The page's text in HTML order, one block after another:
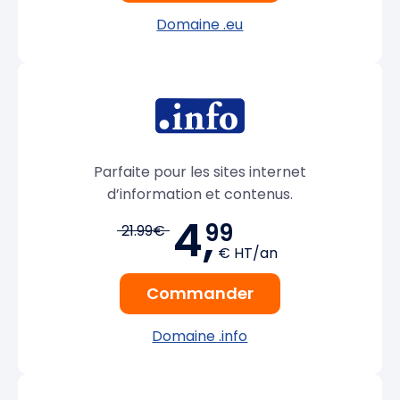
Domaine .eu
Parfaite pour les sites internet
d’information et contenus.
21.99€ 4,99
€ HT/an
Commander
Domaine .info